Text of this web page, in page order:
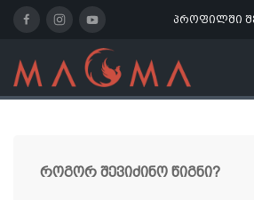
პროფილში
როგორ შევიძინო წიგნი?